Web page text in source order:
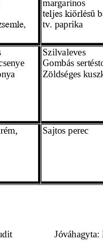
teljes kiőrlésű
tv. paprika
Szilvaleves
Gombás
Zöldséges
Sajtos perec